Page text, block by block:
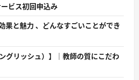
ービス初回申込み
果と魅力 、どんなすごいことができ
グリッシュ）】｜教師の質にこだわ